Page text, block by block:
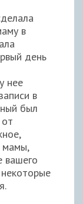
в
день
нее
в
был
мамы,
вашего